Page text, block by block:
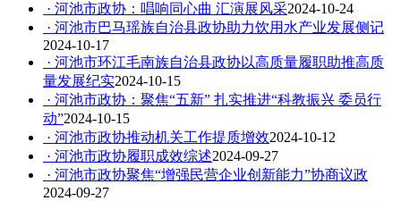
· 河池市政协：唱响同心曲 汇演展风采2024-10-24
· 河池市巴马瑶族自治县政协助力饮用水产业发展侧记
2024-10-17
· 河池市环江毛南族自治县政协以高质量履职助推高质
量发展纪实2024-10-15
· 河池市政协：聚焦“五新” 扎实推进“科教振兴 委员行
动”2024-10-15
· 河池市政协推动机关工作提质增效2024-10-12
· 河池市政协履职成效综述2024-09-27
· 河池市政协聚焦“增强民营企业创新能力”协商议政
2024-09-27